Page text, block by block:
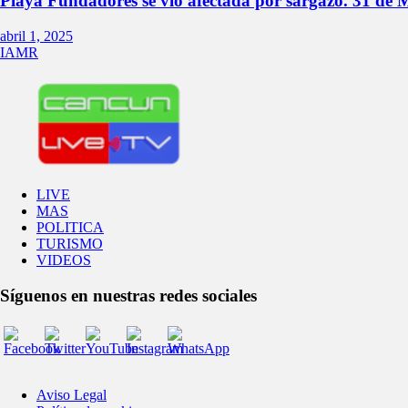
abril 1, 2025
IAMR
LIVE
MAS
POLITICA
TURISMO
VIDEOS
Síguenos en nuestras redes sociales
Aviso Legal